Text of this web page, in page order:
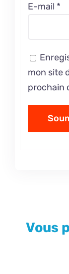
E-mail *
mon site
prochain
Vous